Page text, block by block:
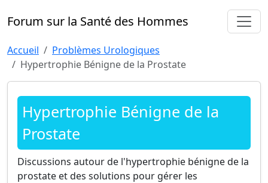
Forum sur la Santé des Hommes
Accueil
Problèmes Urologiques
Hypertrophie Bénigne de la Prostate
Hypertrophie Bénigne de la
Prostate
Discussions autour de l'hypertrophie bénigne de la
prostate et des solutions pour gérer les